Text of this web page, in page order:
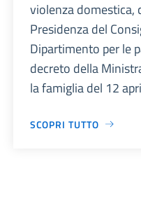
violenza domestica,
Presidenza del
Dipartimento per le
decreto della
la famiglia del 12
SCOPRI TUTTO